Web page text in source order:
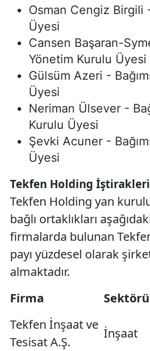
Osman Cengiz Birgili
Üyesi
Cansen Başaran-
Yönetim Kurulu Üyesi
Gülsüm Azeri -
Üyesi
Neriman Ülsever -
Kurulu Üyesi
Şevki Acuner -
Üyesi
Tekfen Holding
Tekfen Holding yan
bağlı ortaklıkları
firmalarda bulunan
payı yüzdesel olarak
almaktadır.
Firma
Sektörü
Tekfen İnşaat ve
Tesisat A.Ş.
İnşaat